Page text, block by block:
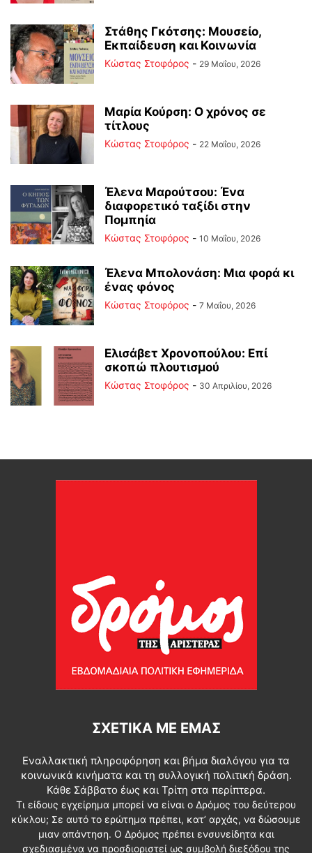
Στάθης Γκότσης: Μουσείο,
Εκπαίδευση και Κοινωνία
Κώστας Στοφόρος - 29 Μαΐου, 2026
Μαρία Κούρση: Ο χρόνος σε
τίτλους
Κώστας Στοφόρος - 22 Μαΐου, 2026
Έλενα Μαρούτσου: Ένα
διαφορετικό ταξίδι στην
Πομπηία
Κώστας Στοφόρος - 10 Μαΐου, 2026
Έλενα Μπολονάση: Μια φορά κι
ένας φόνος
Κώστας Στοφόρος - 7 Μαΐου, 2026
Ελισάβετ Χρονοπούλου: Επί
σκοπώ πλουτισμού
Κώστας Στοφόρος - 30 Απριλίου, 2026
ΣΧΕΤΙΚΆ ΜΕ ΕΜΆΣ
Εναλλακτική πληροφόρηση και βήμα διαλόγου για τα
κοινωνικά κινήματα και τη συλλογική πολιτική δράση.
Κάθε Σάββατο έως και Τρίτη στα περίπτερα.
Τι είδους εγχείρημα μπορεί να είναι ο Δρόμος του δεύτερου
κύκλου; Σε αυτό το ερώτημα πρέπει, κατ’ αρχάς, να δώσουμε
μιαν απάντηση. Ο Δρόμος πρέπει ενσυνείδητα και
σχεδιασμένα να προσδιοριστεί ως συμβολή διεξόδου της